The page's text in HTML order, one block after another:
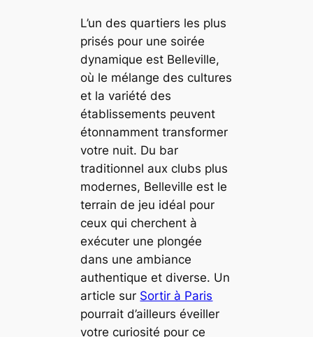
L’un des quartiers les plus
prisés pour une soirée
dynamique est Belleville,
où le mélange des cultures
et la variété des
établissements peuvent
étonnamment transformer
votre nuit. Du bar
traditionnel aux clubs plus
modernes, Belleville est le
terrain de jeu idéal pour
ceux qui cherchent à
exécuter une plongée
dans une ambiance
authentique et diverse. Un
article sur Sortir à Paris
pourrait d’ailleurs éveiller
votre curiosité pour ce